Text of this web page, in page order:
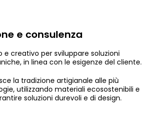
e consulenza
creativo per sviluppare soluzioni
in linea con le esigenze del cliente.
la tradizione artigianale alle più
utilizzando materiali ecosostenibili e
soluzioni durevoli e di design.